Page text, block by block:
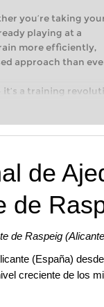
you’re taking
playing at a
more efficiently,
approach than
it’s a training
the world of club
personalised
de
de
de Raspeig
(España)
creciente de los